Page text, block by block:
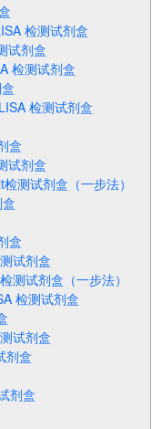
检测试剂盒
试剂盒
检测试剂盒
检测试剂盒
盒
试剂盒
测试剂盒（一步法）
盒
试剂盒
测试剂盒（一步法）
检测试剂盒
试剂盒
剂盒
剂盒